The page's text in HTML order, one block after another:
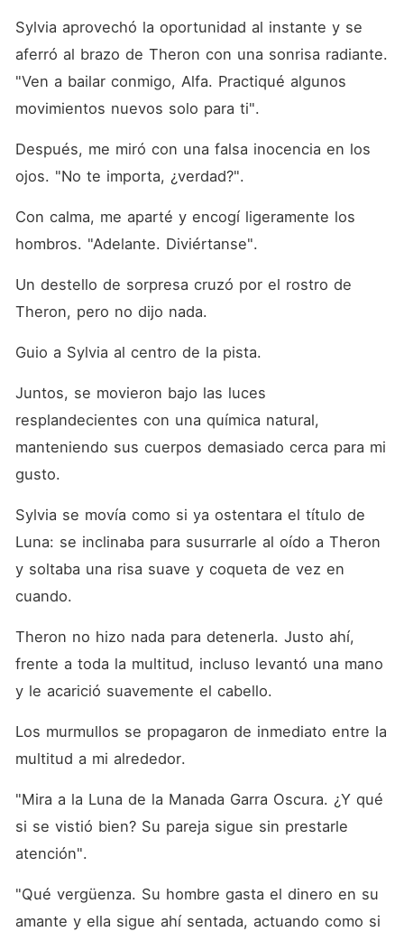
Sylvia aprovechó la oportunidad al instante y se
aferró al brazo de Theron con una sonrisa radiante.
"Ven a bailar conmigo, Alfa. Practiqué algunos
movimientos nuevos solo para ti".
Después, me miró con una falsa inocencia en los
ojos. "No te importa, ¿verdad?".
Con calma, me aparté y encogí ligeramente los
hombros. "Adelante. Diviértanse".
Un destello de sorpresa cruzó por el rostro de
Theron, pero no dijo nada.
Guio a Sylvia al centro de la pista.
Juntos, se movieron bajo las luces
resplandecientes con una química natural,
manteniendo sus cuerpos demasiado cerca para mi
gusto.
Sylvia se movía como si ya ostentara el título de
Luna: se inclinaba para susurrarle al oído a Theron
y soltaba una risa suave y coqueta de vez en
cuando.
Theron no hizo nada para detenerla. Justo ahí,
frente a toda la multitud, incluso levantó una mano
y le acarició suavemente el cabello.
Los murmullos se propagaron de inmediato entre la
multitud a mi alrededor.
"Mira a la Luna de la Manada Garra Oscura. ¿Y qué
si se vistió bien? Su pareja sigue sin prestarle
atención".
"Qué vergüenza. Su hombre gasta el dinero en su
amante y ella sigue ahí sentada, actuando como si